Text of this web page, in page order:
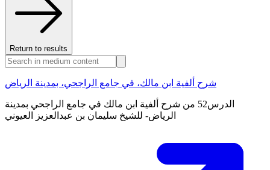
Return to results
شرح ألفية ابن مالك، في جامع الراجحي، بمدينة الرياض
الدرس52 من شرح ألفية ابن مالك في جامع الراجحي بمدينة
الرياض- للشيخ سليمان بن عبدالعزيز العيوني